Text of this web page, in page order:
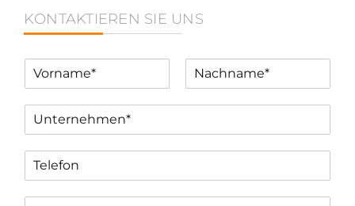
KONTAKTIEREN SIE UNS